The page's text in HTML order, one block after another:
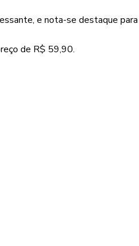
e nota-se destaque
de R$ 59,90.